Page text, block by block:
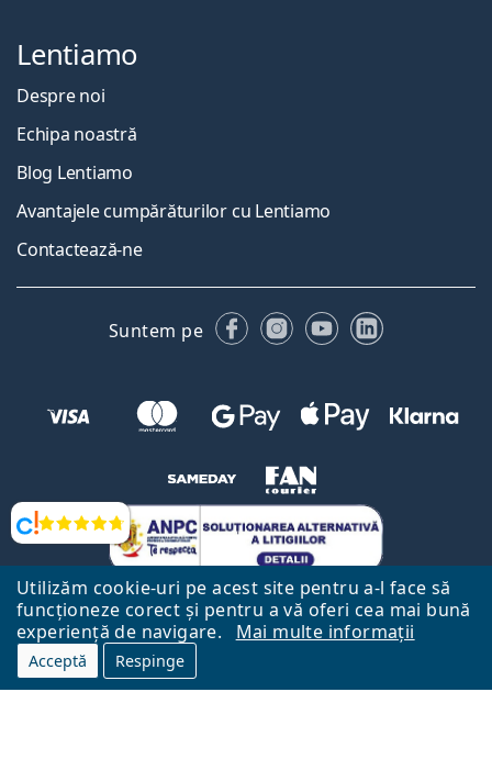
Utilizăm cookie-uri pe acest site pentru a-l face să
funcționeze corect și pentru a vă oferi cea mai bună
experiență de navigare.
Mai multe informații
Acceptă Respinge
Opinii
Lentiamo
Despre noi
Echipa noastră
Blog Lentiamo
Avantajele cumpărăturilor cu Lentiamo
Contactează-ne
Suntem pe FacebookInstagram
YouTubeLinkedIn
Către Pagina Principală
Mai sus